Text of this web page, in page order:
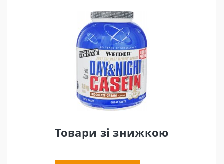
Товари зі знижкою